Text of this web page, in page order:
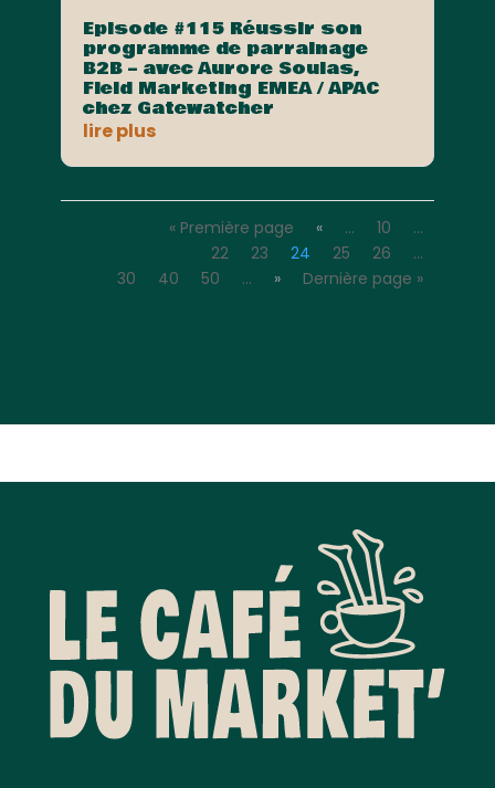
Episode #115 Réussir son
programme de parrainage
B2B – avec Aurore Soulas,
Field Marketing EMEA / APAC
chez Gatewatcher
lire plus
« Première page « … 10
…
22
23 24 25 26
…
30
40 50 … » Dernière page »